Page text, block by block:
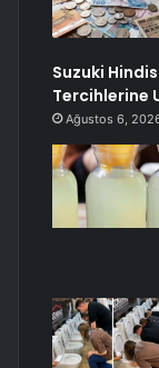
Suzuki
Tercihlerine
Ağustos 6,